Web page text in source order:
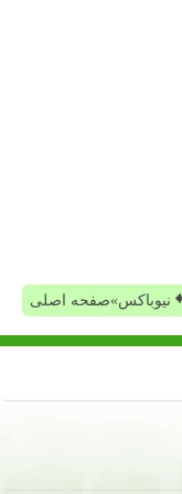
نیوباکس»صفحه اصلی